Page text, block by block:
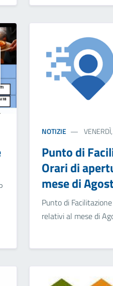
NOTIZIE
Punto di
Orari di
mese di
Punto di
relativi al mese di